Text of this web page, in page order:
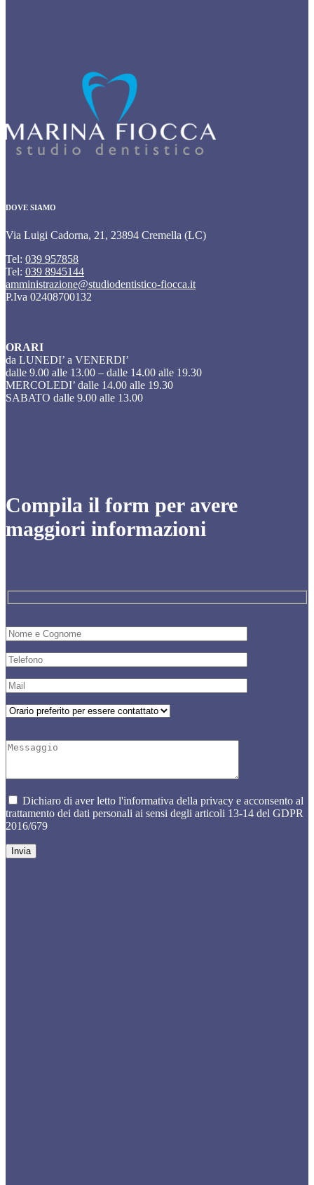
DOVE SIAMO
Via Luigi Cadorna, 21, 23894 Cremella (LC)
Tel: 039 957858
Tel: 039 8945144
amministrazione@studiodentistico-fiocca.it
P.Iva 02408700132
ORARI
da LUNEDI’ a VENERDI’
dalle 9.00 alle 13.00 – dalle 14.00 alle 19.30
MERCOLEDI’ dalle 14.00 alle 19.30
SABATO dalle 9.00 alle 13.00
Compila il form per avere
maggiori informazioni
Dichiaro di aver letto l'informativa della privacy e acconsento al
trattamento dei dati personali ai sensi degli articoli 13-14 del GDPR
2016/679